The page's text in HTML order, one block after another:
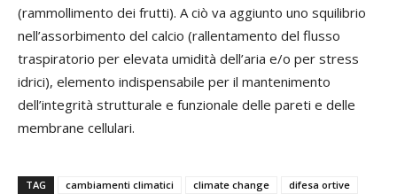
(rammollimento dei frutti). A ciò va aggiunto uno squilibrio
nell’assorbimento del calcio (rallentamento del flusso
traspiratorio per elevata umidità dell’aria e/o per stress
idrici), elemento indispensabile per il mantenimento
dell’integrità strutturale e funzionale delle pareti e delle
membrane cellulari.
TAG cambiamenti climatici climate change
difesa ortive